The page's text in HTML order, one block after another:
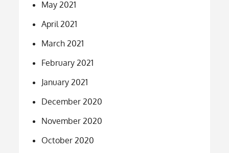
May 2021
April 2021
March 2021
February 2021
January 2021
December 2020
November 2020
October 2020